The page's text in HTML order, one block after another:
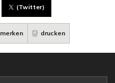
(Twitter)
merken drucken